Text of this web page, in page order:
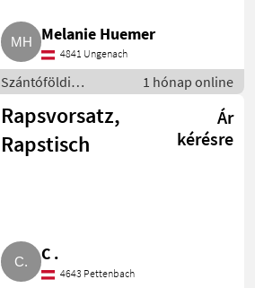
Melanie Huemer
4841 Ungenach
Szántóföldi
betakarítógépek /
Kombájn adapter
1 hónap online
Rapsvorsatz,
Rapstisch
Ár
kérésre
C .
4643 Pettenbach